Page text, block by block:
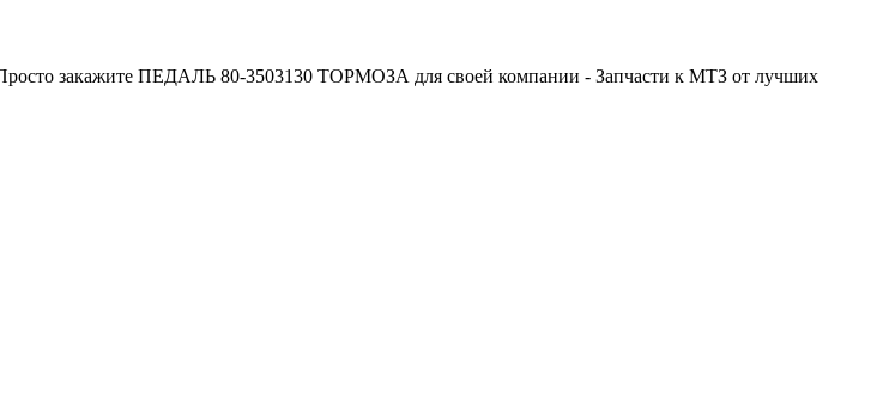
закажите ПЕДАЛЬ 80-3503130 ТОРМОЗА для своей компании - Запчасти к МТЗ от лучших